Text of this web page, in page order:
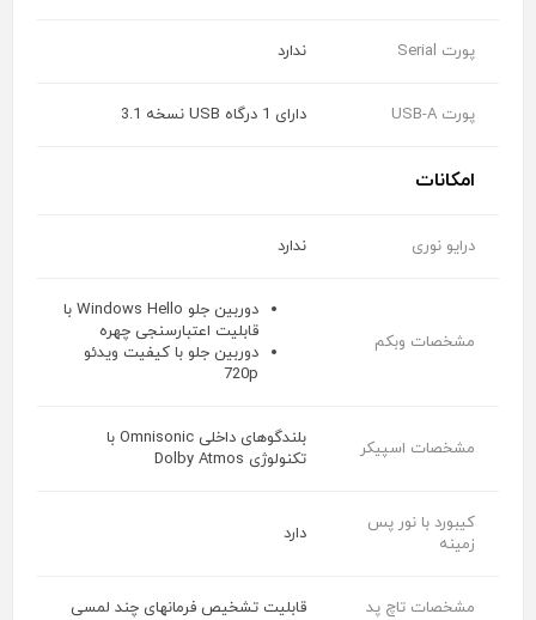
پورت Serial ندارد
پورت USB-A دارای 1 درگاه USB نسخه 3.1
امکانات
درایو نوری ندارد
مشخصات وبکم
دوربین جلو Windows Hello با
قابلیت اعتبارسنجی چهره
دوربین جلو با کیفیت ویدئو
720p
مشخصات اسپیکر
بلندگوهای داخلی Omnisonic با
تکنولوژی Dolby Atmos
کیبورد با نور پس
زمینه
دارد
مشخصات تاچ پد قابلیت تشخیص فرمانهای چند لمسی